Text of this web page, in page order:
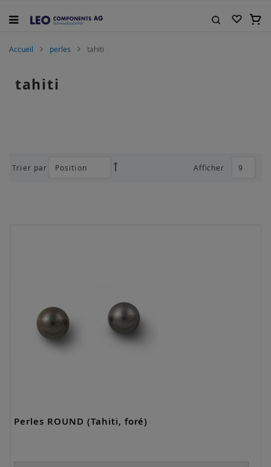
au
Mon
Accueil perles tahiti
tahiti
Afficher
Trier par
Par
Perles ROUND (Tahiti, foré)